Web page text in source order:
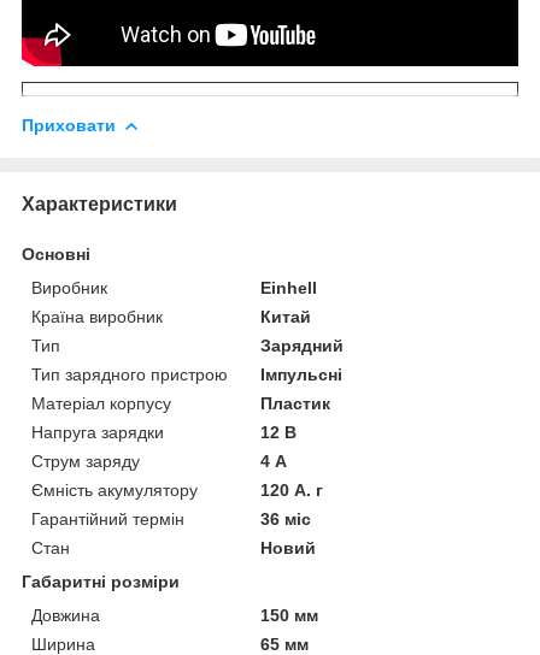
Приховати
Характеристики
Основні
Виробник
Einhell
Країна виробник
Китай
Тип
Зарядний
Тип зарядного пристрою
Імпульсні
Матеріал корпусу
Пластик
Напруга зарядки
12 В
Струм заряду
4 А
Ємність акумулятору
120 А. г
Гарантійний термін
36 міс
Стан
Новий
Габаритні розміри
Довжина
150 мм
Ширина
65 мм